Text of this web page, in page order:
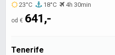
23°C 18°C 4h 30min
od € 641,-
Tenerife